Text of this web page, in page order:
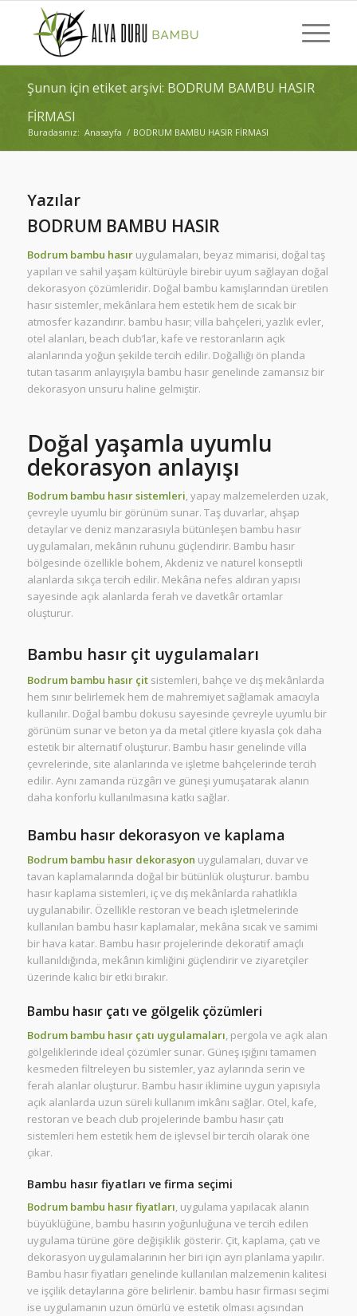
Şunun için etiket arşivi: BODRUM BAMBU HASIR
FİRMASI
Buradasınız: Anasayfa / BODRUM BAMBU HASIR FİRMASI
Yazılar
BODRUM BAMBU HASIR
Bodrum bambu hasıruygulamaları, beyaz mimarisi, doğal taş
yapıları ve sahil yaşam kültürüyle birebir uyum sağlayan doğal
dekorasyon çözümleridir. Doğal bambu kamışlarından üretilen
hasır sistemler, mekânlara hem estetik hem de sıcak bir
atmosfer kazandırır. bambu hasır; villa bahçeleri, yazlık evler,
otel alanları, beach club’lar, kafe ve restoranların açık
alanlarında yoğun şekilde tercih edilir. Doğallığı ön planda
tutan tasarım anlayışıyla bambu hasır genelinde zamansız bir
dekorasyon unsuru haline gelmiştir.
Doğal yaşamla uyumlu
dekorasyon anlayışı
Bodrum bambu hasır sistemleri, yapay malzemelerden uzak,
çevreyle uyumlu bir görünüm sunar. Taş duvarlar, ahşap
detaylar ve deniz manzarasıyla bütünleşen bambu hasır
uygulamaları, mekânın ruhunu güçlendirir. Bambu hasır
bölgesinde özellikle bohem, Akdeniz ve naturel konseptli
alanlarda sıkça tercih edilir. Mekâna nefes aldıran yapısı
sayesinde açık alanlarda ferah ve davetkâr ortamlar
oluşturur.
Bambu hasır çit uygulamaları
Bodrum bambu hasır çitsistemleri, bahçe ve dış mekânlarda
hem sınır belirlemek hem de mahremiyet sağlamak amacıyla
kullanılır. Doğal bambu dokusu sayesinde çevreyle uyumlu bir
görünüm sunar ve beton ya da metal çitlere kıyasla çok daha
estetik bir alternatif oluşturur. Bambu hasır genelinde villa
çevrelerinde, site alanlarında ve işletme bahçelerinde tercih
edilir. Aynı zamanda rüzgârı ve güneşi yumuşatarak alanın
daha konforlu kullanılmasına katkı sağlar.
Bambu hasır dekorasyon ve kaplama
Bodrum bambu hasır dekorasyon uygulamaları, duvar ve
tavan kaplamalarında doğal bir bütünlük oluşturur. bambu
hasır kaplama sistemleri, iç ve dış mekânlarda rahatlıkla
uygulanabilir. Özellikle restoran ve beach işletmelerinde
kullanılan bambu hasır kaplamalar, mekâna sıcak ve samimi
bir hava katar. Bambu hasır projelerinde dekoratif amaçlı
kullanıldığında, mekânın kimliğini güçlendirir ve ziyaretçiler
üzerinde kalıcı bir etki bırakır.
Bambu hasır çatı ve gölgelik çözümleri
Bodrum bambu hasır çatı uygulamaları, pergola ve açık alan
gölgeliklerinde ideal çözümler sunar. Güneş ışığını tamamen
kesmeden filtreleyen bu sistemler, yaz aylarında serin ve
ferah alanlar oluşturur. Bambu hasır iklimine uygun yapısıyla
açık alanlarda uzun süreli kullanım imkânı sağlar. Otel, kafe,
restoran ve beach club projelerinde bambu hasır çatı
sistemleri hem estetik hem de işlevsel bir tercih olarak öne
çıkar.
Bambu hasır fiyatları ve firma seçimi
Bodrum bambu hasır fiyatları, uygulama yapılacak alanın
büyüklüğüne, bambu hasırın yoğunluğuna ve tercih edilen
uygulama türüne göre değişiklik gösterir. Çit, kaplama, çatı ve
dekorasyon uygulamalarının her biri için ayrı planlama yapılır.
Bambu hasır fiyatları genelinde kullanılan malzemenin kalitesi
ve işçilik detaylarına göre belirlenir. bambu hasır firması seçimi
ise uygulamanın uzun ömürlü ve estetik olması açısından